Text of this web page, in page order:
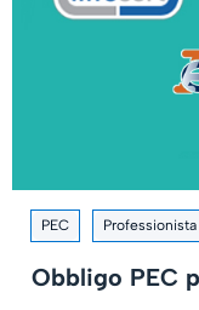
PEC
Obbligo PEC